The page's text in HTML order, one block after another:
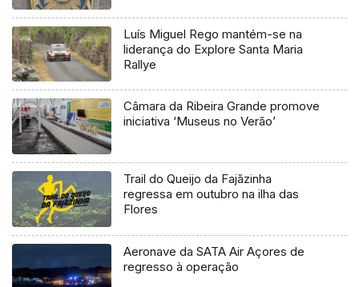
Luís Miguel Rego mantém-se na
liderança do Explore Santa Maria
Rallye
Câmara da Ribeira Grande promove
iniciativa ‘Museus no Verão’
Trail do Queijo da Fajãzinha
regressa em outubro na ilha das
Flores
Aeronave da SATA Air Açores de
regresso à operação